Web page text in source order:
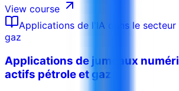
que les participants puissent appliquer
leur environnement de travail. La
adaptée au secteur, aux systèmes
des participants et aux objectifs de
l’organisation.
View course
Applications de l'IA dans le
gaz
Applications de jumeaux
actifs pétrole et gaz